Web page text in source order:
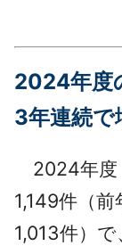
2024年度
3年連続で
2024年度
1,149件（
1,013件）